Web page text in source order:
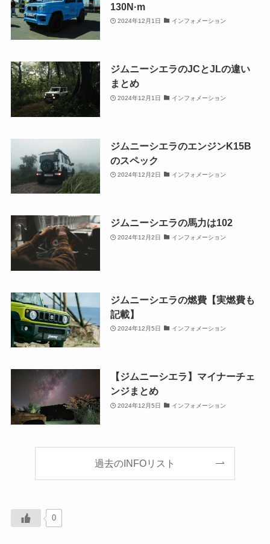
130N·m
2024年12月1日 インフォメーション
ジムニーシエラのJCとJLの違い
まとめ
2024年12月1日 インフォメーション
ジムニーシエラのエンジンK15B
のスペック
2024年12月2日 インフォメーション
ジムニーシエラの馬力は102
2024年12月2日 インフォメーション
ジムニーシエラの燃費【実燃費も
記載】
2024年12月5日 インフォメーション
【ジムニーシエラ】マイナーチェ
ンジまとめ
2024年12月5日 インフォメーション
過去のINFOリスト
0